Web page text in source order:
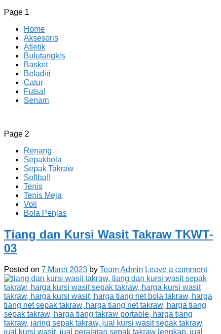
Page 1
Home
Aksesoris
Atletik
Bulutangkis
Basket
Beladiri
Catur
Futsal
Senam
CV JAYA BERSAMA Co Id
Menyediakan Semua Perlengkapan Olahraga Yang
Page 2
Renang
Sepakbola
Sepak Takraw
Softball
Tenis
Tenis Meja
Voli
Bola Penjas
Tiang dan Kursi Wasit Takraw TKWT-
03
Posted on 7 Maret 2023 by Team Admin Leave a comment